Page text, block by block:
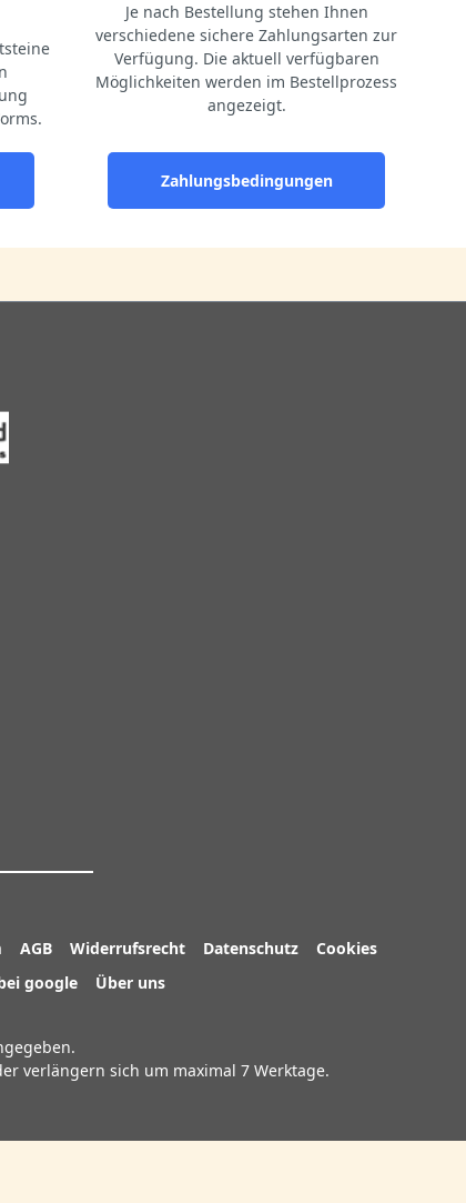
Je nach Bestellung stehen Ihnen
verschiedene sichere Zahlungsarten zur
Verfügung. Die aktuell verfügbaren
Möglichkeiten werden im Bestellprozess
angezeigt.
Zahlungsbedingungen
AGB Widerrufsrecht Datenschutz
Cookies
google Über uns
verlängern sich um maximal 7 Werktage.